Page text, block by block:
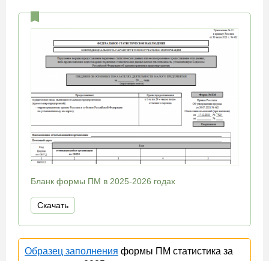
Бланк формы ПМ в 2025-2026 годах
Скачать
Образец заполнения формы ПМ статистика за